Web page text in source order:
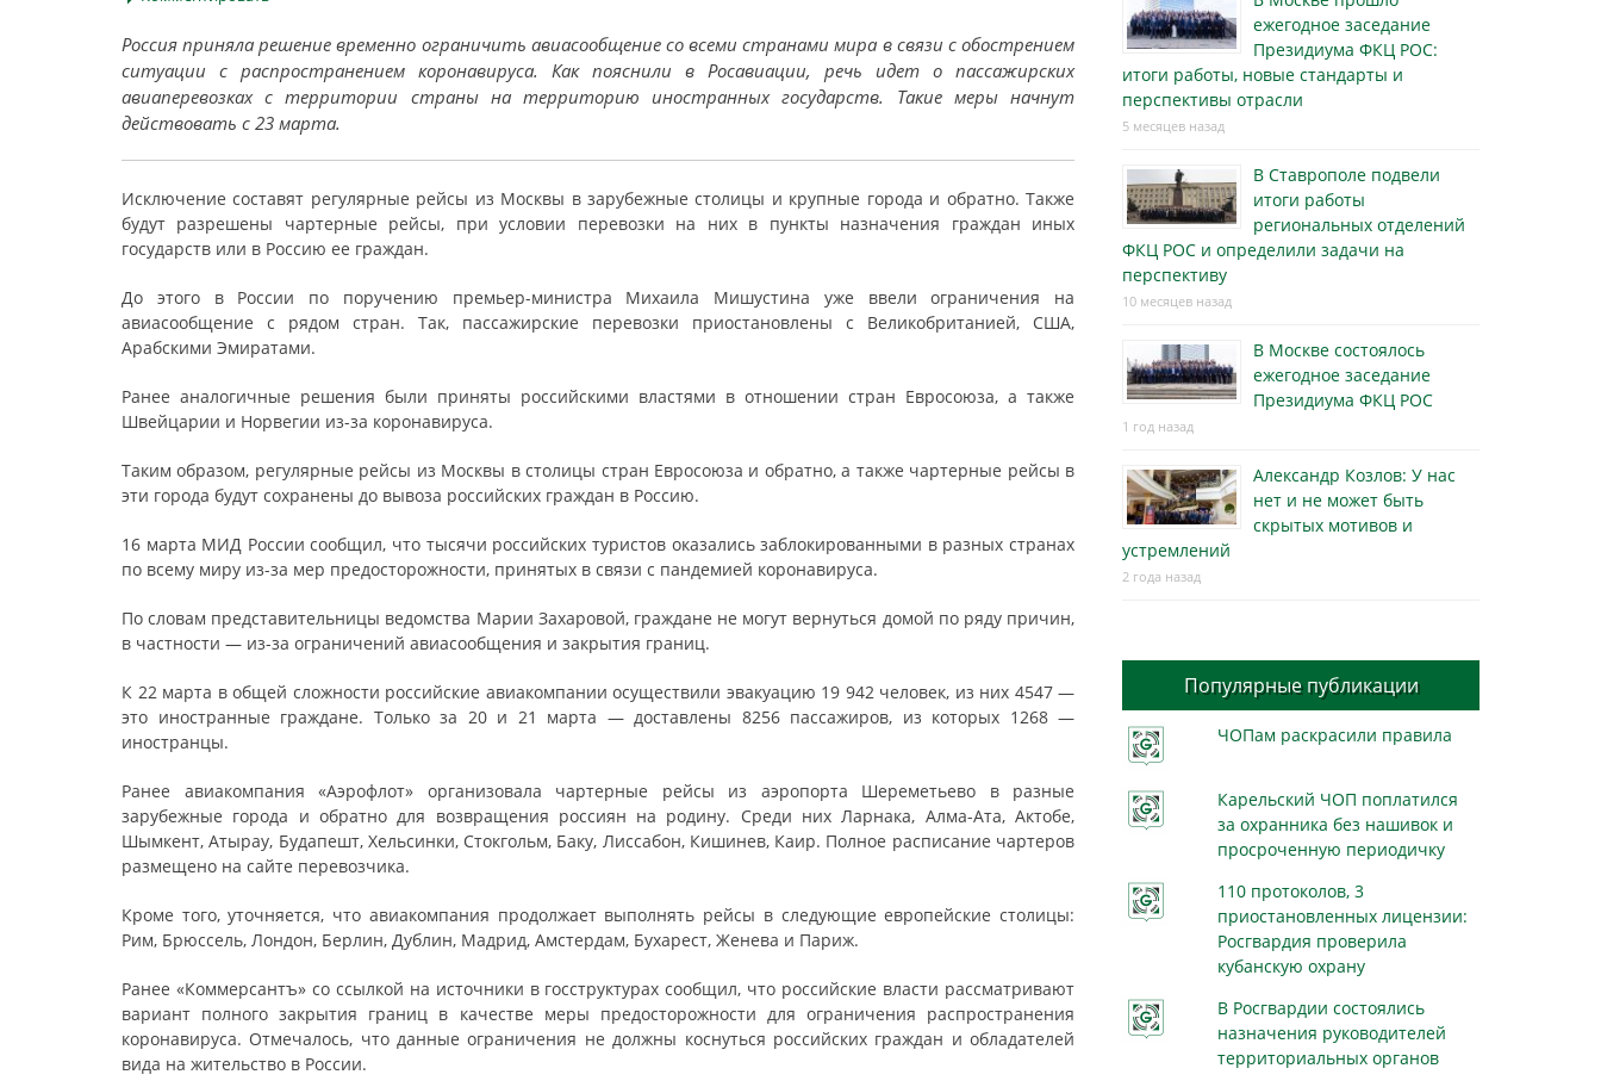
Россия приняла решение временно ограничить авиасообщение со всеми странами мира в связи с обострением
ситуации с распространением коронавируса. Как пояснили в Росавиации, речь идет о пассажирских
авиаперевозках с территории страны на территорию иностранных государств. Такие меры начнут
действовать с 23 марта.
Исключение составят регулярные рейсы из Москвы в зарубежные столицы и крупные города и обратно. Также
будут разрешены чартерные рейсы, при условии перевозки на них в пункты назначения граждан иных
государств или в Россию ее граждан.
До этого в России по поручению премьер-министра Михаила Мишустина уже ввели ограничения на
авиасообщение с рядом стран. Так, пассажирские перевозки приостановлены с Великобританией, США,
Арабскими Эмиратами.
Ранее аналогичные решения были приняты российскими властями в отношении стран Евросоюза, а также
Швейцарии и Норвегии из-за коронавируса.
Таким образом, регулярные рейсы из Москвы в столицы стран Евросоюза и обратно, а также чартерные рейсы в
эти города будут сохранены до вывоза российских граждан в Россию.
16 марта МИД России сообщил, что тысячи российских туристов оказались заблокированными в разных странах
по всему миру из-за мер предосторожности, принятых в связи с пандемией коронавируса.
По словам представительницы ведомства Марии Захаровой, граждане не могут вернуться домой по ряду причин,
в частности — из-за ограничений авиасообщения и закрытия границ.
К 22 марта в общей сложности российские авиакомпании осуществили эвакуацию 19 942 человек, из них 4547 —
это иностранные граждане. Только за 20 и 21 марта — доставлены 8256 пассажиров, из которых 1268 —
иностранцы.
Ранее авиакомпания «Аэрофлот» организовала чартерные рейсы из аэропорта Шереметьево в разные
зарубежные города и обратно для возвращения россиян на родину. Среди них Ларнака, Алма-Ата, Актобе,
Шымкент, Атырау, Будапешт, Хельсинки, Стокгольм, Баку, Лиссабон, Кишинев, Каир. Полное расписание чартеров
размещено на сайте перевозчика.
Кроме того, уточняется, что авиакомпания продолжает выполнять рейсы в следующие европейские столицы:
Рим, Брюссель, Лондон, Берлин, Дублин, Мадрид, Амстердам, Бухарест, Женева и Париж.
Ранее «Коммерсантъ» со ссылкой на источники в госструктурах сообщил, что российские власти рассматривают
вариант полного закрытия границ в качестве меры предосторожности для ограничения распространения
коронавируса. Отмечалось, что данные ограничения не должны коснуться российских граждан и обладателей
вида на жительство в России.
ежегодное заседание
Президиума ФКЦ РОС:
итоги работы, новые стандарты и
перспективы отрасли
5 месяцев назад
В Ставрополе подвели
итоги работы
региональных отделений
ФКЦ РОС и определили задачи на
перспективу
10 месяцев назад
В Москве состоялось
ежегодное заседание
Президиума ФКЦ РОС
1 год назад
Александр Козлов: У нас
нет и не может быть
скрытых мотивов и
устремлений
2 года назад
Популярные публикации
ЧОПам раскрасили правила
Карельский ЧОП поплатился
за охранника без нашивок и
просроченную периодичку
110 протоколов, 3
приостановленных лицензии:
Росгвардия проверила
кубанскую охрану
В Росгвардии состоялись
назначения руководителей
территориальных органов